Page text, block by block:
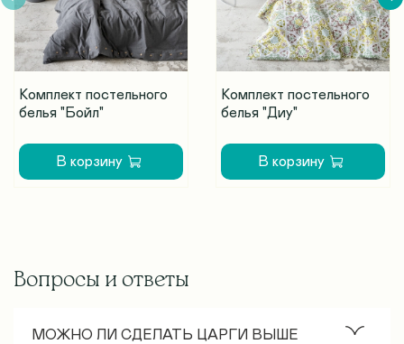
Комплект постельного
белья "Бойл"
В корзину
Комплект постельного
белья "Диу"
В корзину
Вопросы и ответы
МОЖНО ЛИ СДЕЛАТЬ ЦАРГИ ВЫШЕ